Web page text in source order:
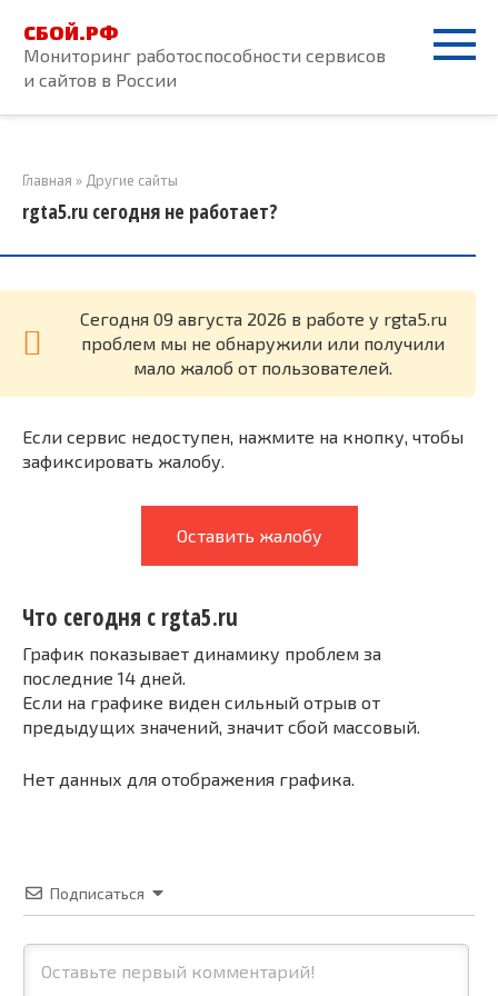
контенту
СБОЙ.РФ
Мониторинг работоспособности сервисов
и сайтов в России
Главная » Другие сайты
rgta5.ru сегодня не работает?
Cегодня 09 августа 2026 в работе у rgta5.ru
проблем мы не обнаружили или получили
мало жалоб от пользователей.
Если сервис недоступен, нажмите на кнопку, чтобы
зафиксировать жалобу.
Оставить жалобу
Что сегодня с rgta5.ru
График показывает динамику проблем за
последние 14 дней.
Если на графике виден сильный отрыв от
предыдущих значений, значит сбой массовый.
Нет данных для отображения графика.
Подписаться